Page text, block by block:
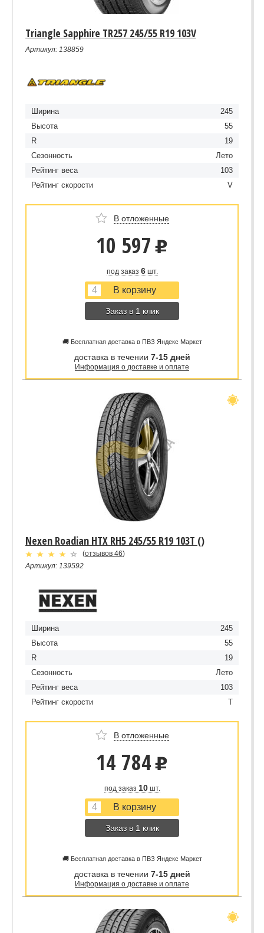
Triangle Sapphire TR257 245/55 R19 103V
Артикул: 138859
Ширина
245
Высота
55
R
19
Сезонность
Лето
Рейтинг веса
103
Рейтинг скорости
V
В отложенные
10 597 u
под заказ 6шт.
Заказ в 1 клик
🚚 Бесплатная доставка в ПВЗ Яндекс Маркет
доставка в течении 7-15 дней
Информация о доставке и оплате
Nexen Roadian HTX RH5 245/55 R19 103T ()
(отзывов 46)
Артикул: 139592
Ширина
245
Высота
55
R
19
Сезонность
Лето
Рейтинг веса
103
Рейтинг скорости
T
В отложенные
14 784 u
под заказ 10шт.
Заказ в 1 клик
🚚 Бесплатная доставка в ПВЗ Яндекс Маркет
доставка в течении 7-15 дней
Информация о доставке и оплате